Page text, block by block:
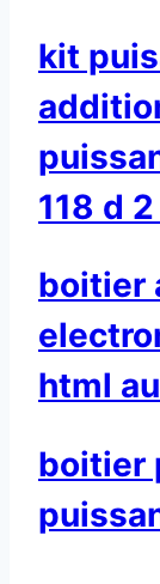
kit
118 d
boitier
html
boitier